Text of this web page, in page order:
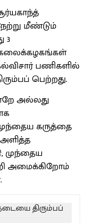
மீண்டும்
3
பணிகளில்
பெற்றது.
அல்லது
கருத்தை
முந்தைய
அமைக்கிறோம்